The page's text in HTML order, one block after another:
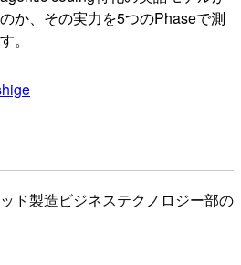
か、その実力を5つのPhaseで測
。
ド製造ビジネステクノロジー部の